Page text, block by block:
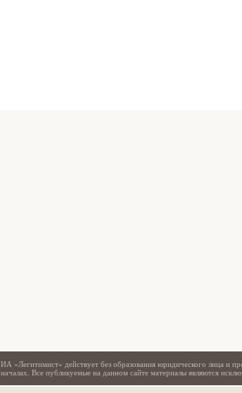
ИА «Легитимист» действует без образования юридического лица и
началах. Все публикуемые на данном сайте материалы являются